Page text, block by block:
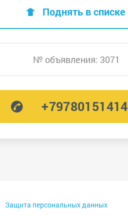
Поднять в списке
№ объявления: 3071
+79780151414
Защита персональных данных